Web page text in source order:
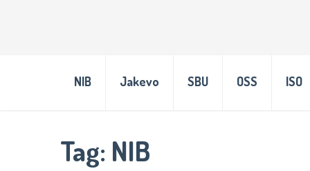
NIB Jakevo SBU OSS ISO
Tag: NIB